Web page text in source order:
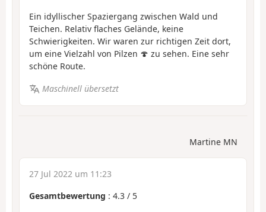
Ein idyllischer Spaziergang zwischen Wald und
Teichen. Relativ flaches Gelände, keine
Schwierigkeiten. Wir waren zur richtigen Zeit dort,
um eine Vielzahl von Pilzen 🍄 zu sehen. Eine sehr
schöne Route.
Maschinell übersetzt
Martine MN
27 Jul 2022 um 11:23
Gesamtbewertung : 4.3 / 5